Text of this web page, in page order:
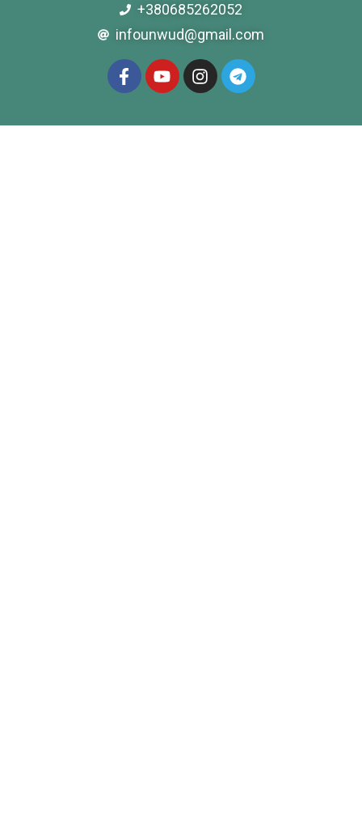
+380685262052
infounwud@gmail.com